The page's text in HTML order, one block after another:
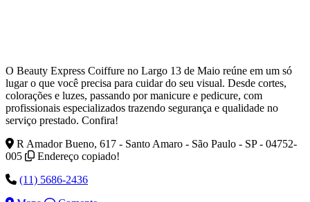
O Beauty Express Coiffure no Largo 13 de Maio reúne em um só
lugar o que você precisa para cuidar do seu visual. Desde cortes,
colorações e luzes, passando por manicure e pedicure, com
profissionais especializados trazendo segurança e qualidade no
serviço prestado. Confira!
R Amador Bueno, 617 - Santo Amaro - São Paulo - SP - 04752-
005
Endereço copiado!
(11) 5686-2436